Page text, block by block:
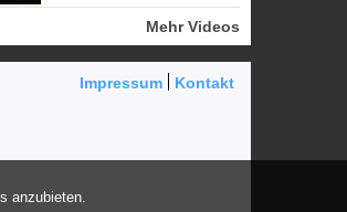
anzubieten.
Mehr Videos
Impressum
Kontakt